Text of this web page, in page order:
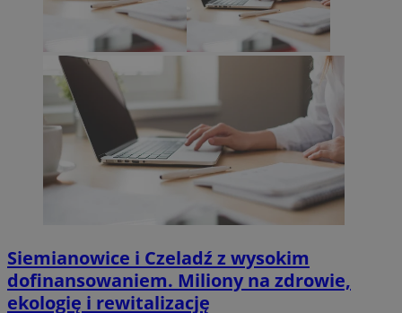
Siemianowice i Czeladź z wysokim
dofinansowaniem. Miliony na zdrowie,
ekologię i rewitalizację